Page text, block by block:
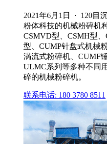
2021年6月1日 · 120目
粉体科技的机械粉碎机
CSMVD型、CSMH型
型、CUMP针盘式机械
涡流式粉碎机、CUMF
ULMC系列等多种不同
碎的机械粉碎机。
联系电话: 180 3780 8511